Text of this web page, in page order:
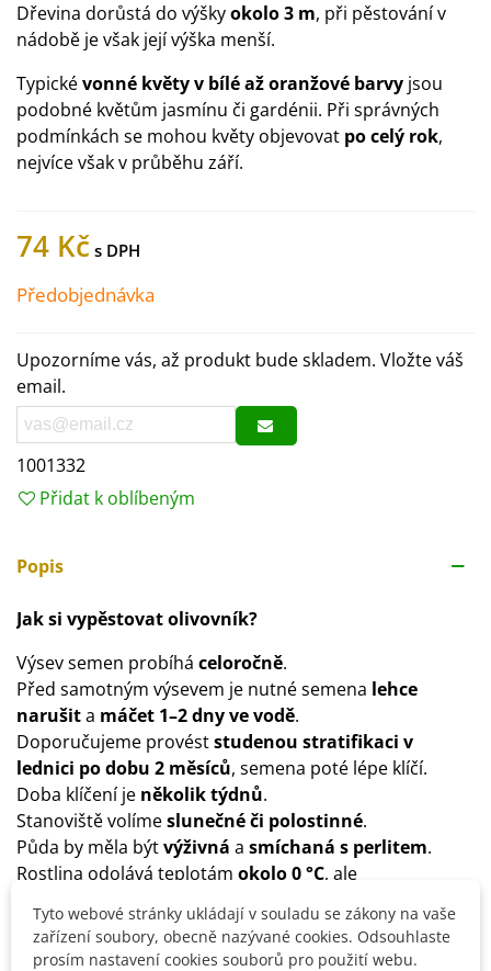
Dřevina dorůstá do výškyokolo 3 m, při pěstování v
nádobě je však její výška menší.
Typickévonné květy v bílé až oranžové barvy jsou
podobné květům jasmínu či gardénii. Při správných
podmínkách se mohou květy objevovat po celý rok,
nejvíce však v průběhu září.
74 Kč
Předobjednávka
Upozorníme vás, až produkt bude skladem. Vložte váš
email.
1001332
Přidat k oblíbeným
Popis
Jak si vypěstovat olivovník?
Výsev semen probíhá celoročně.
Před samotným výsevem je nutné semena lehce
narušita máčet 1–2 dny ve vodě.
Doporučujeme provéststudenou stratifikaci v
lednici po dobu 2 měsíců, semena poté lépe klíčí.
Doba klíčení je několik týdnů.
Stanoviště volímeslunečné či polostinné.
Půda by měla býtvýživná a smíchaná s perlitem.
Rostlina odolává teplotám okolo 0 °C, ale
zimu ji přemístit do chladné místnosti.
Tyto webové stránky ukládají v souladu se zákony na vaše
zařízení soubory, obecně nazývané cookies. Odsouhlaste
prosím nastavení cookies souborů pro použití webu.